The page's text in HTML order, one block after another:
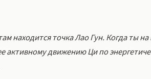
находится точка Лао Гун. Когда ты
активному движению Ци по